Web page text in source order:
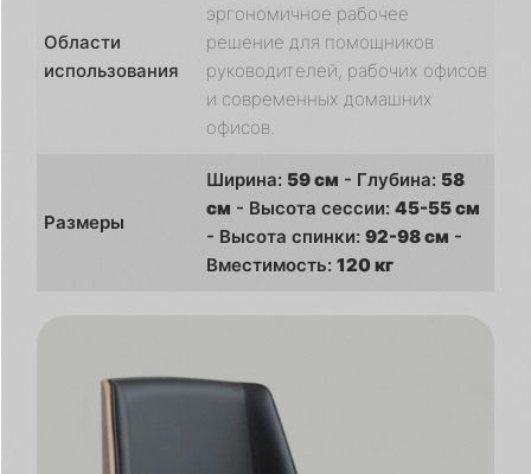
Области
использования
эргономичное рабочее
решение для помощников
руководителей, рабочих офисов
и современных домашних
офисов.
Размеры
Ширина: 59 см - Глубина: 58
см - Высота сессии: 45-55 см
- Высота спинки: 92-98 см -
Вместимость: 120 кг